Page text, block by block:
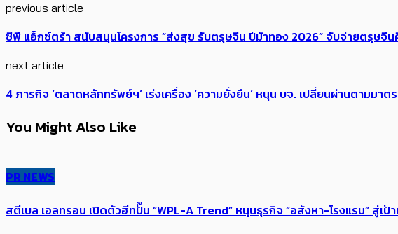
previous article
ซีพี แอ็กซ์ตร้า สนับสนุนโครงการ “ส่งสุข รับตรุษจีน ปีม้าทอง 2026” จับจ่ายตรุษจี
next article
4 ภารกิจ ‘ตลาดหลักทรัพย์ฯ’ เร่งเครื่อง ‘ความยั่งยืน’ หนุน บจ. เปลี่ยนผ่านตามม
You Might Also Like
PR NEWS
สตีเบล เอลทรอน เปิดตัวฮีทปั๊ม “WPL-A Trend” หนุนธุรกิจ “อสังหา-โรงแรม” สู่